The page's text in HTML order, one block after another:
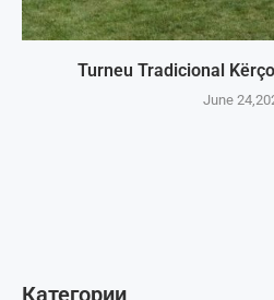
Turneu Tradicional
June
Категории